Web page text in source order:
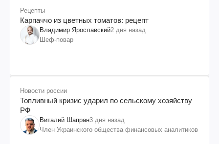
Рецепты
Карпаччо из цветных томатов: рецепт
Владимир Ярославский2 дня назад
Шеф-повар
Новости россии
Топливный кризис ударил по сельскому хозяйству
РФ
Виталий Шапран3 дня назад
Член Украинского общества финансовых аналитиков